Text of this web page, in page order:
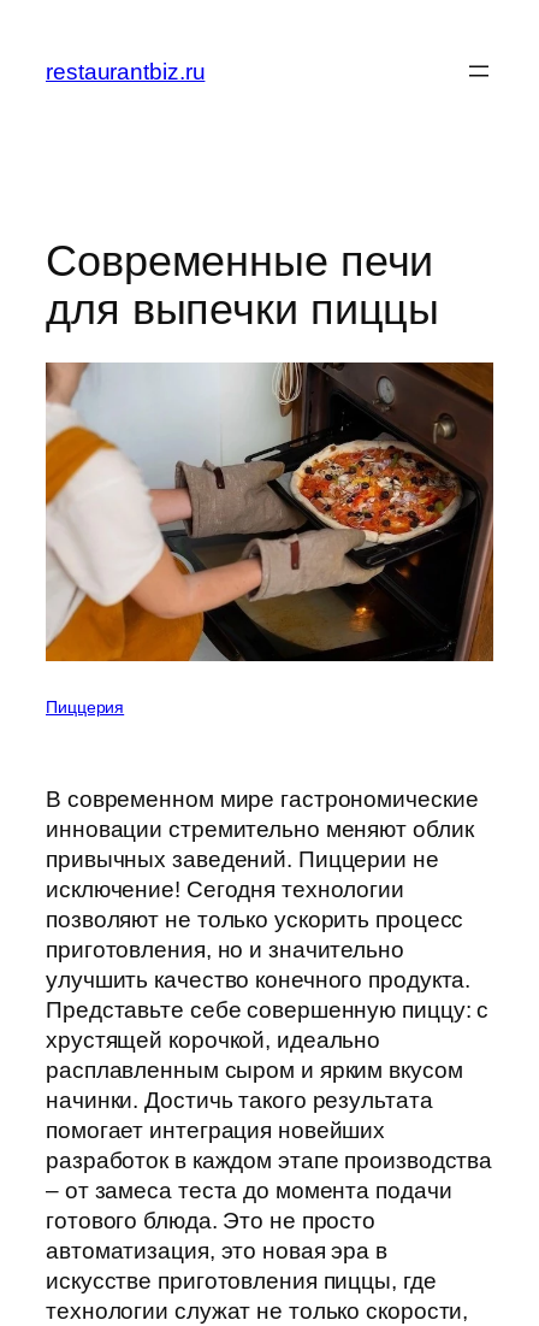
содержимому
restaurantbiz.ru
Современные печи
для выпечки пиццы
Пиццерия
В современном мире гастрономические
инновации стремительно меняют облик
привычных заведений. Пиццерии не
исключение! Сегодня технологии
позволяют не только ускорить процесс
приготовления, но и значительно
улучшить качество конечного продукта.
Представьте себе совершенную пиццу: с
хрустящей корочкой, идеально
расплавленным сыром и ярким вкусом
начинки. Достичь такого результата
помогает интеграция новейших
разработок в каждом этапе производства
– от замеса теста до момента подачи
готового блюда. Это не просто
автоматизация, это новая эра в
искусстве приготовления пиццы, где
технологии служат не только скорости,